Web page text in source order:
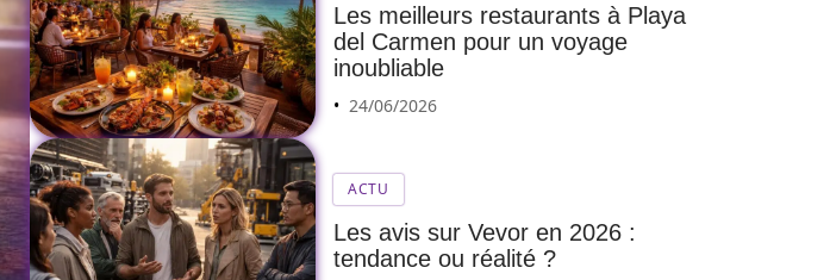
Les meilleurs restaurants à Playa
del Carmen pour un voyage
inoubliable
24/06/2026
ACTU
Les avis sur Vevor en 2026 :
tendance ou réalité ?